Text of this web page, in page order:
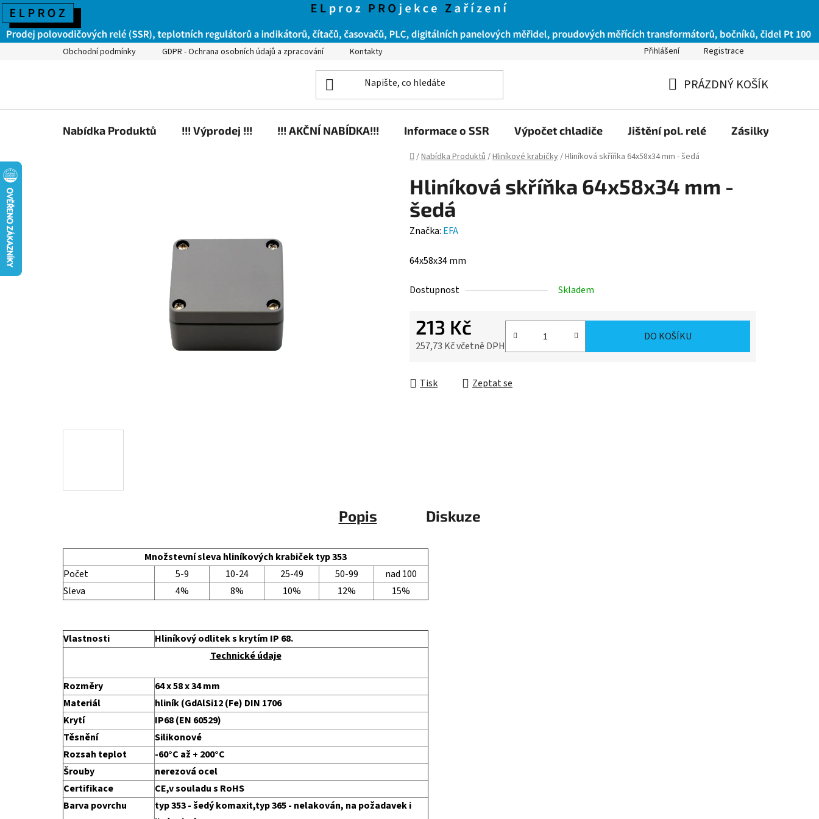
Obchodní podmínky GDPR - Ochrana osobních údajů a zpracování Kontakty Přihlášení Registrace
KOŠÍK
PRÁZDNÝ KOŠÍK
Nabídka Produktů !!! Výprodej !!! !!! AKČNÍ NABÍDKA!!! Informace o SSR Výpočet chladiče Jištění pol. relé Zásilky na
Domů
/Nabídka Produktů/Hliníkové krabičky/Hliníková skříňka 64x58x34 mm - šedá
Hliníková skříňka 64x58x34 mm -
šedá
Značka: EFA
64x58x34 mm
Dostupnost Skladem
213 Kč
257,73 Kč včetně DPH
DO KOŠÍKU
Tisk Zeptat se
Popis Diskuze
Množstevní sleva hliníkových krabiček typ 353
Počet
5-9 10-24 25-49 50-99
nad 100
Sleva
4% 8% 10% 12% 15%
Vlastnosti
Hliníkový odlitek s krytím IP 68.
Technické údaje
Rozměry
64 x 58 x 34 mm
Materiál
hliník (GdAlSi12 (Fe) DIN 1706
Krytí
IP68 (EN 60529)
Těsnění
Silikonové
Rozsah teplot
-60°C až + 200°C
Šrouby
nerezová ocel
Certifikace
CE,v souladu s RoHS
Barva povrchu
typ 353 - šedý komaxit,typ 365 - nelakován, na požadavek i